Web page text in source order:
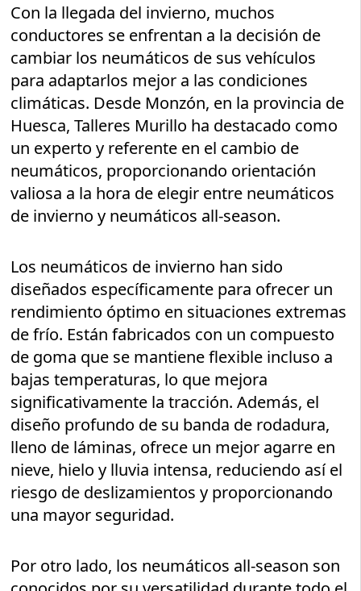
Con la llegada del invierno, muchos
conductores se enfrentan a la decisión de
cambiar los neumáticos de sus vehículos
para adaptarlos mejor a las condiciones
climáticas. Desde Monzón, en la provincia de
Huesca, Talleres Murillo ha destacado como
un experto y referente en el cambio de
neumáticos, proporcionando orientación
valiosa a la hora de elegir entre neumáticos
de invierno y neumáticos all-season.
Los neumáticos de invierno han sido
diseñados específicamente para ofrecer un
rendimiento óptimo en situaciones extremas
de frío. Están fabricados con un compuesto
de goma que se mantiene flexible incluso a
bajas temperaturas, lo que mejora
significativamente la tracción. Además, el
diseño profundo de su banda de rodadura,
lleno de láminas, ofrece un mejor agarre en
nieve, hielo y lluvia intensa, reduciendo así el
riesgo de deslizamientos y proporcionando
una mayor seguridad.
Por otro lado, los neumáticos all-season son